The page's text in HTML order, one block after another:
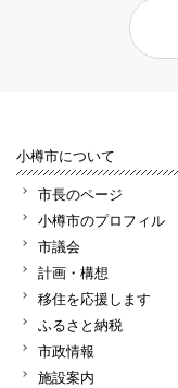
小樽市について
市長のページ
小樽市のプロフィル
市議会
計画・構想
移住を応援します
ふるさと納税
市政情報
施設案内